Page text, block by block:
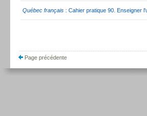
Québec français : Cahier pratique 90. Enseigner
Page précédente